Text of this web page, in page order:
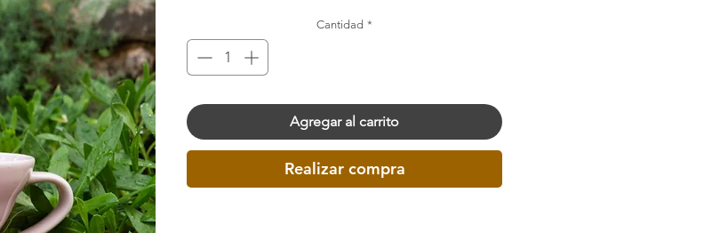
Cantidad *
Agregar al carrito
Realizar compra